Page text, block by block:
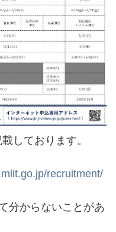
しております。
recruitment/
分からないことがあ